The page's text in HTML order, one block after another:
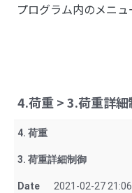
プログラム内のメニ
4.荷重 > 3.荷重詳
4. 荷重
3. 荷重詳細制御
Date 2021-02-27 21:06